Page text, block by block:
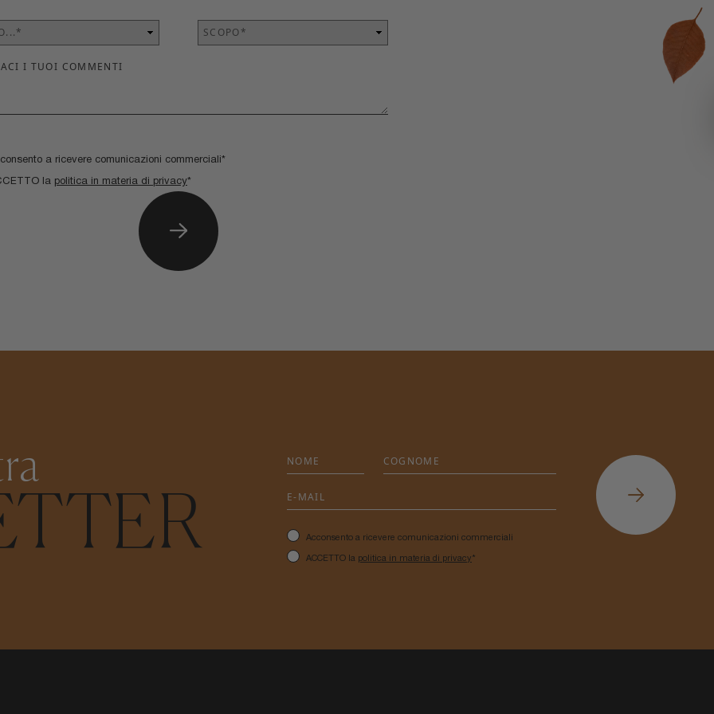
a ricevere comunicazioni commerciali*
la politica in materia di privacy*
Acconsento a ricevere comunicazioni commerciali
ACCETTO la politica in materia di privacy *